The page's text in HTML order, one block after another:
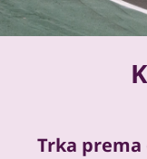
Trka